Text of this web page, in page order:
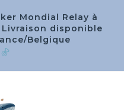
Mondial Relay à
Livraison disponible
Belgique